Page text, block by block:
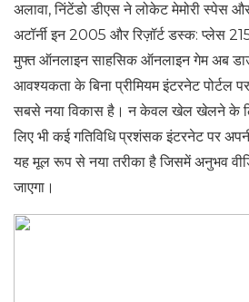
अलावा, निंटेंडो डीएस ने लोकेट मेमोरी स्पेस
अटॉर्नी इन 2005 और रिज़ॉर्ट डस्क: प्लेस
मुफ्त ऑनलाइन साहसिक ऑनलाइन गेम अब
आवश्यकता के बिना प्रीमियम इंटरनेट पोर्टल
सबसे नया विकास है। न केवल खेल खेलने के
लिए भी कई गतिविधि प्रशंसक इंटरनेट पर
यह मूल रूप से नया तरीका है जिसमें अनुभव
जाएगा।